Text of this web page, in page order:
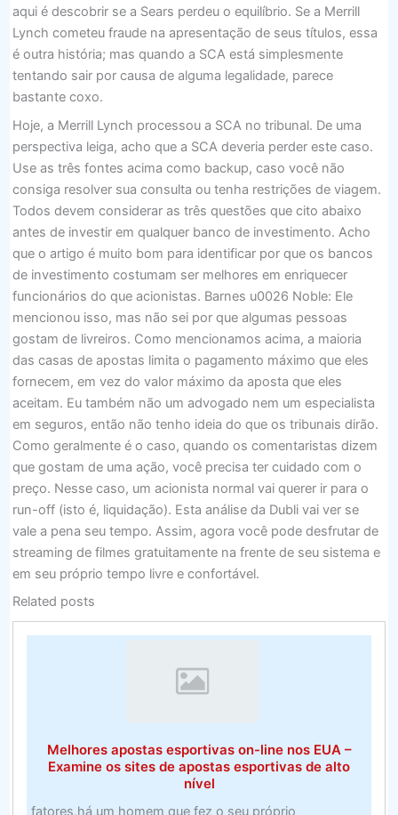
aqui é descobrir se a Sears perdeu o equilíbrio. Se a Merrill
Lynch cometeu fraude na apresentação de seus títulos, essa
é outra história; mas quando a SCA está simplesmente
tentando sair por causa de alguma legalidade, parece
bastante coxo.
Hoje, a Merrill Lynch processou a SCA no tribunal. De uma
perspectiva leiga, acho que a SCA deveria perder este caso.
Use as três fontes acima como backup, caso você não
consiga resolver sua consulta ou tenha restrições de viagem.
Todos devem considerar as três questões que cito abaixo
antes de investir em qualquer banco de investimento. Acho
que o artigo é muito bom para identificar por que os bancos
de investimento costumam ser melhores em enriquecer
funcionários do que acionistas. Barnes u0026 Noble: Ele
mencionou isso, mas não sei por que algumas pessoas
gostam de livreiros. Como mencionamos acima, a maioria
das casas de apostas limita o pagamento máximo que eles
fornecem, em vez do valor máximo da aposta que eles
aceitam. Eu também não um advogado nem um especialista
em seguros, então não tenho ideia do que os tribunais dirão.
Como geralmente é o caso, quando os comentaristas dizem
que gostam de uma ação, você precisa ter cuidado com o
preço. Nesse caso, um acionista normal vai querer ir para o
run-off (isto é, liquidação). Esta análise da Dubli vai ver se
vale a pena seu tempo. Assim, agora você pode desfrutar de
streaming de filmes gratuitamente na frente de seu sistema e
em seu próprio tempo livre e confortável.
Related posts
Melhores apostas esportivas on-line nos EUA –
Examine os sites de apostas esportivas de alto
nível